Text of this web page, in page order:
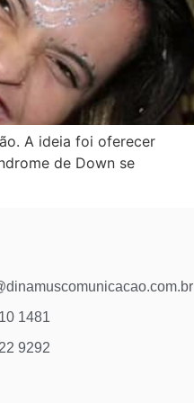
A ideia foi oferecer
de Down se
1481
9292